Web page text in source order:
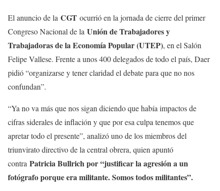
El anuncio de la CGT ocurrió en la jornada de cierre del primer
Congreso Nacional de la Unión de Trabajadores y
Trabajadoras de la Economía Popular (UTEP), en el Salón
Felipe Vallese. Frente a unos 400 delegados de todo el país, Daer
pidió “organizarse y tener claridad el debate para que no nos
confundan”.
“Ya no va más que nos sigan diciendo que había impactos de
cifras siderales de inflación y que por esa culpa tenemos que
apretar todo el presente”, analizó uno de los miembros del
triunvirato directivo de la central obrera, quien apuntó
contra Patricia Bullrich por “justificar la agresión a un
fotógrafo porque era militante. Somos todos militantes”.